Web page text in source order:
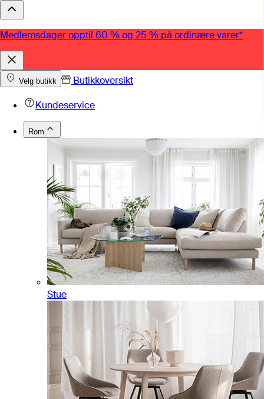
Medlemsdager opptil 60 % og 25 % på ordinære varer*
Velg butikk
Butikkoversikt
Kundeservice
Rom
Stue